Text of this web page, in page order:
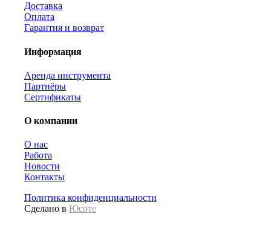
Доставка
Оплата
Гарантия и возврат
Информация
Аренда инструмента
Партнёры
Сертификаты
О компании
О нас
Работа
Новости
Контакты
Политика конфиденциальности
Сделано в Юсоте